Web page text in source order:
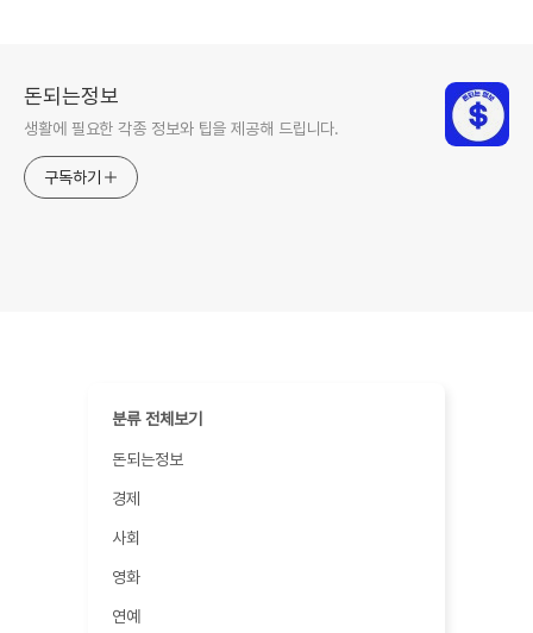
돈되는정보
생활에 필요한 각종 정보와 팁을 제공해 드립니다.
구독하기
분류 전체보기
돈되는정보
경제
사회
영화
연예